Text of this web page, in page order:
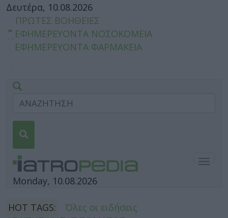
Δευτέρα, 10.08.2026
ΠΡΩΤΕΣ ΒΟΗΘΕΙΕΣ
ΕΦΗΜΕΡΕΥΟΝΤΑ ΝΟΣΟΚΟΜΕΙΑ
ΕΦΗΜΕΡΕΥΟΝΤΑ ΦΑΡΜΑΚΕΙΑ
Monday, 10.08.2026
HOT TAGS:
Όλες οι ειδήσεις